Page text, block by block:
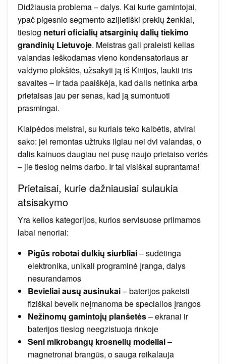
Didžiausia problema – dalys. Kai kurie gamintojai,
ypač pigesnio segmento azijietiški prekių ženklai,
tiesiog neturi oficialių atsarginių dalių tiekimo
grandinių Lietuvoje. Meistras gali praleisti kelias
valandas ieškodamas vieno kondensatoriaus ar
valdymo plokštės, užsakyti ją iš Kinijos, laukti tris
savaites – ir tada paaiškėja, kad dalis netinka arba
prietaisas jau per senas, kad ją sumontuoti
prasmingai.
Klaipėdos meistrai, su kuriais teko kalbėtis, atvirai
sako: jei remontas užtruks ilgiau nei dvi valandas, o
dalis kainuos daugiau nei pusę naujo prietaiso vertės
– jie tiesiog neims darbo. Ir tai visiškai suprantama!
Prietaisai, kurie dažniausiai sulaukia
atsisakymo
Yra kelios kategorijos, kurios servisuose priimamos
labai nenoriai:
Pigūs robotai dulkių siurbliai– sudėtinga
elektronika, unikali programinė įranga, dalys
nesurandamos
Bevieliai ausų ausinukai– baterijos pakeisti
fiziškai beveik neįmanoma be specialios įrangos
Nežinomų gamintojų planšetės– ekranai ir
baterijos tiesiog neegzistuoja rinkoje
Seni mikrobangų krosnelių modeliai–
magnetronai brangūs, o sauga reikalauja